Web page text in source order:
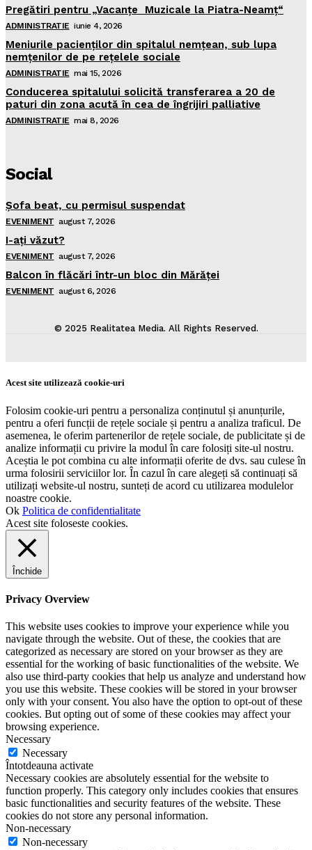
Pregătiri pentru „Vacanţe Muzicale la Piatra-Neamţ“
ADMINISTRATIE iunie 4, 2026
Meniurile pacienţilor din spitalul nemţean, sub lupa
nemţenilor de pe reţelele sociale
ADMINISTRATIE mai 15, 2026
Conducerea spitalului solicită transferarea a 20 de
paturi din zona acută în cea de îngrijiri palliative
ADMINISTRATIE mai 8, 2026
Social
Şofa beat, cu permisul suspendat
EVENIMENT august 7, 2026
I-aţi văzut?
EVENIMENT august 7, 2026
Balcon în flăcări într-un bloc din Mărăţei
EVENIMENT august 6, 2026
© 2025 Realitatea Media. All Rights Reserved.
Acest site utilizează cookie-uri
Folosim cookie-uri pentru a personaliza conținutul și anunțurile,
pentru a oferi funcții de rețele sociale și pentru a analiza traficul. De
asemenea, le oferim partenerilor de rețele sociale, de publicitate și de
analize informații cu privire la modul în care folosiți site-ul nostru.
Aceștia le pot combina cu alte informații oferite de dvs. sau culese în
urma folosirii serviciilor lor. În cazul în care alegeți să continuați să
utilizați website-ul nostru, sunteți de acord cu utilizarea modulelor
noastre cookie.
Ok Politica de confidentialitate
Acest site foloseste cookies.
Închide
Privacy Overview
This website uses cookies to improve your experience while you
navigate through the website. Out of these, the cookies that are
categorized as necessary are stored on your browser as they are
essential for the working of basic functionalities of the website. We
also use third-party cookies that help us analyze and understand how
you use this website. These cookies will be stored in your browser
only with your consent. You also have the option to opt-out of these
cookies. But opting out of some of these cookies may affect your
browsing experience.
Necessary
Necessary
Întotdeauna activate
Necessary cookies are absolutely essential for the website to
function properly. This category only includes cookies that ensures
basic functionalities and security features of the website. These
cookies do not store any personal information.
Non-necessary
Non-necessary